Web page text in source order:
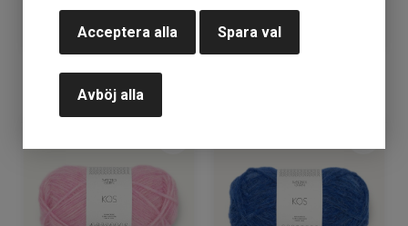
Acceptera alla Spara val
Avböj alla
119kr 119kr